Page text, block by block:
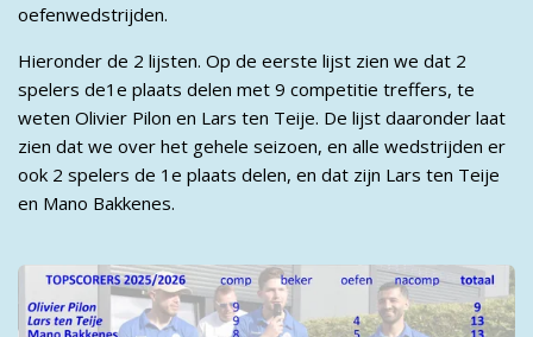
oefenwedstrijden.
Hieronder de 2 lijsten. Op de eerste lijst zien we dat 2
spelers de1e plaats delen met 9 competitie treffers, te
weten Olivier Pilon en Lars ten Teije. De lijst daaronder laat
zien dat we over het gehele seizoen, en alle wedstrijden er
ook 2 spelers de 1e plaats delen, en dat zijn Lars ten Teije
en Mano Bakkenes.